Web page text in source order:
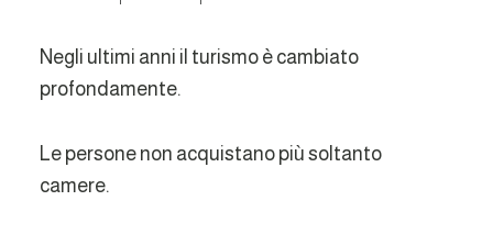
Negli ultimi anni il turismo è cambiato
profondamente.
Le persone non acquistano più soltanto
camere.